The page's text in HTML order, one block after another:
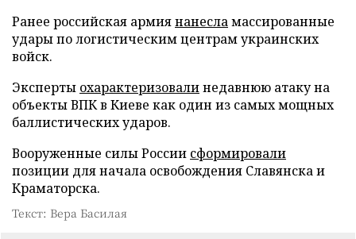
Ранее российская армиянанесламассированные
удары по логистическим центрам украинских
войск.
Эксперты охарактеризовалинедавнюю атаку на
объекты ВПК в Киеве как один из самых мощных
баллистических ударов.
Вооруженные силы России сформировали
позиции для начала освобождения Славянска и
Краматорска.
Текст: Вера Басилая